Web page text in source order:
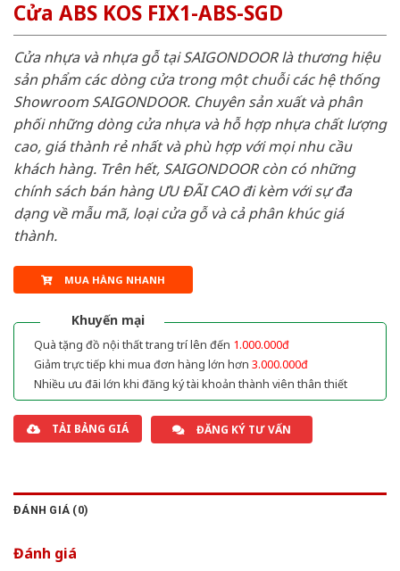
Cửa ABS KOS FIX1-ABS-SGD
Cửa nhựa và nhựa gỗ tại SAIGONDOOR là thương hiệu
sản phẩm các dòng cửa trong một chuỗi các hệ thống
Showroom SAIGONDOOR. Chuyên sản xuất và phân
phối những dòng cửa nhựa và hỗ hợp nhựa chất lượng
cao, giá thành rẻ nhất và phù hợp với mọi nhu cầu
khách hàng. Trên hết, SAIGONDOOR còn có những
chính sách bán hàng ƯU ĐÃI CAO đi kèm với sự đa
dạng về mẫu mã, loại cửa gỗ và cả phân khúc giá
thành.
MUA HÀNG NHANH
Khuyến mại
Quà tặng đồ nội thất trang trí lên đến 1.000.000đ
Giảm trực tiếp khi mua đơn hàng lớn hơn 3.000.000đ
Nhiều ưu đãi lớn khi đăng ký tài khoản thành viên thân thiết
TẢI BẢNG GIÁ ĐĂNG KÝ TƯ VẤN
ĐÁNH GIÁ (0)
Đánh giá